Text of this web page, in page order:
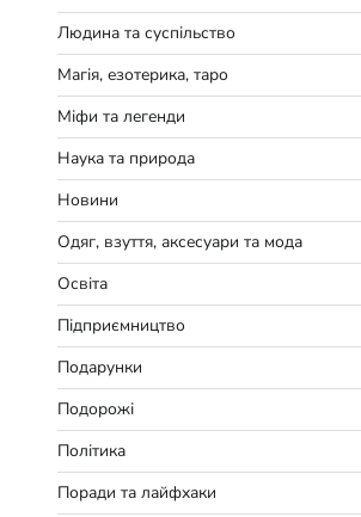
Людина та суспільство
Магія, езотерика, таро
Міфи та легенди
Наука та природа
Новини
Одяг, взуття, аксесуари та мода
Освіта
Підприємництво
Подарунки
Подорожі
Політика
Поради та лайфхаки